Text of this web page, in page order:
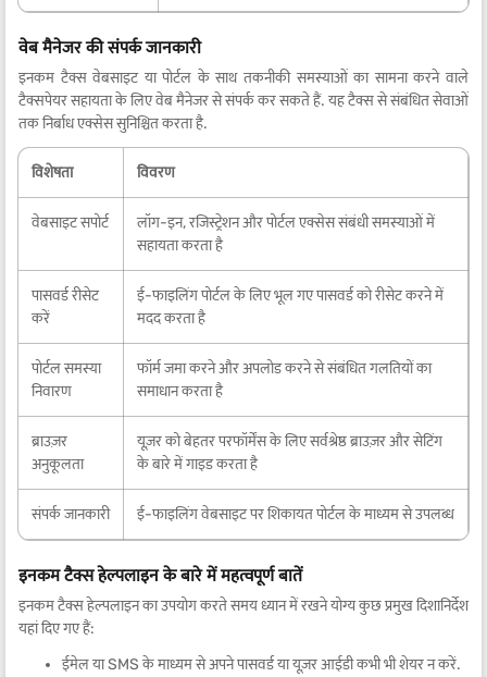
वेब मैनेजर की संपर्क जानकारी
इनकम टैक्स वेबसाइट या पोर्टल के साथ तकनीकी समस्याओं का सामना करने वाले
टैक्सपेयर सहायता के लिए वेब मैनेजर से संपर्क कर सकते हैं. यह टैक्स से संबंधित सेवाओं
तक निर्बाध एक्सेस सुनिश्चित करता है.
विशेषता विवरण
वेबसाइट सपोर्ट
लॉग-इन, रजिस्ट्रेशन और पोर्टल एक्सेस संबंधी समस्याओं में
सहायता करता है
पासवर्ड रीसेट
करें
ई-फाइलिंग पोर्टल के लिए भूल गए पासवर्ड को रीसेट करने में
मदद करता है
पोर्टल समस्या
निवारण
फॉर्म जमा करने और अपलोड करने से संबंधित गलतियों का
समाधान करता है
ब्राउज़र
अनुकूलता
यूज़र को बेहतर परफॉर्मेंस के लिए सर्वश्रेष्ठ ब्राउज़र और सेटिंग
के बारे में गाइड करता है
संपर्क जानकारी ई-फाइलिंग वेबसाइट पर शिकायत पोर्टल के माध्यम से उपलब्ध
इनकम टैक्स हेल्पलाइन के बारे में महत्वपूर्ण बातें
इनकम टैक्स हेल्पलाइन का उपयोग करते समय ध्यान में रखने योग्य कुछ प्रमुख दिशानिर्देश
यहां दिए गए हैं:
ईमेल या SMS के माध्यम से अपने पासवर्ड या यूज़र आईडी कभी भी शेयर न करें.